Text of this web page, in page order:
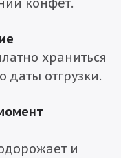
храниться
отгрузки.
и